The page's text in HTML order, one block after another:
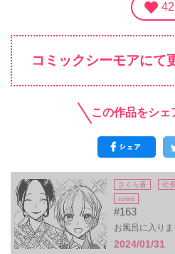
42
コミックシーモアにて
この作品をシェ
さくら蒼 社
coimi
#163
お風呂に入り
2024/01/31